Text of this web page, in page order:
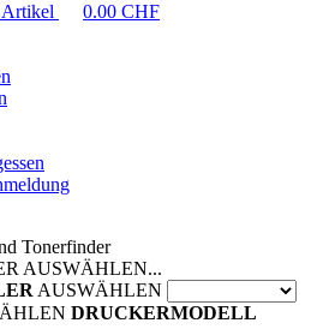
Artikel 0.00 CHF
Tonerfinder
AUSWÄHLEN...
AUSWÄHLEN
DRUCKERMODELL